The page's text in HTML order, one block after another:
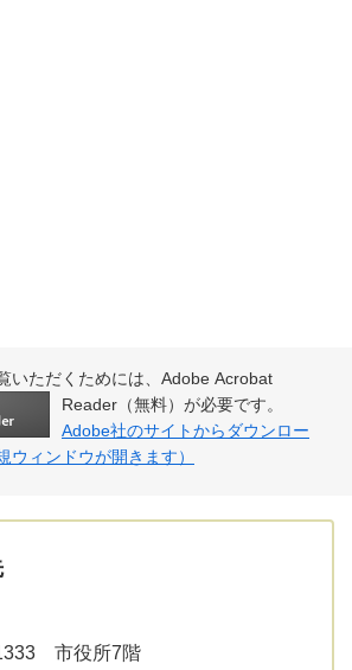
いただくためには、Adobe Acrobat
Reader（無料）が必要です。
Adobe社のサイトからダウンロー
ウィンドウが開きます）
市役所7階